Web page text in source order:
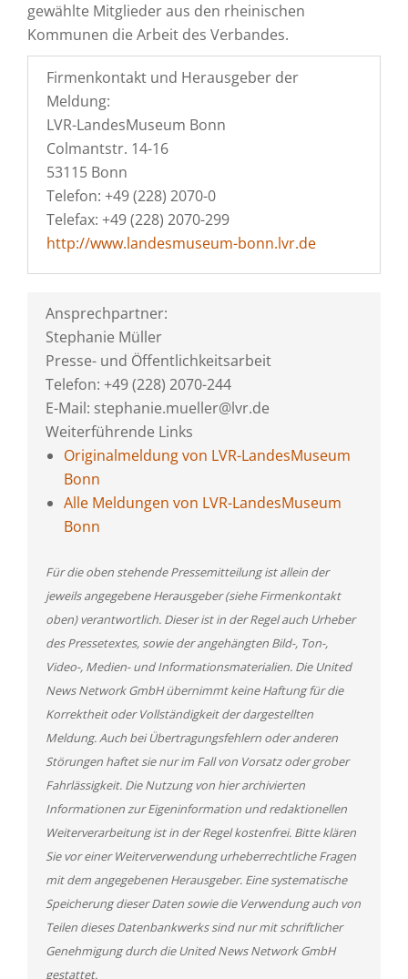
gewählte Mitglieder aus den rheinischen
Kommunen die Arbeit des Verbandes.
Firmenkontakt und Herausgeber der
Meldung:
LVR-LandesMuseum Bonn
Colmantstr. 14-16
53115 Bonn
Telefon: +49 (228) 2070-0
Telefax: +49 (228) 2070-299
http://www.landesmuseum-bonn.lvr.de
Ansprechpartner:
Stephanie Müller
Presse- und Öffentlichkeitsarbeit
Telefon: +49 (228) 2070-244
E-Mail: stephanie.mueller@lvr.de
Weiterführende Links
Originalmeldung von LVR-LandesMuseum
Bonn
Alle Meldungen von LVR-LandesMuseum
Bonn
Für die oben stehende Pressemitteilung ist allein der
jeweils angegebene Herausgeber (siehe Firmenkontakt
oben) verantwortlich. Dieser ist in der Regel auch Urheber
des Pressetextes, sowie der angehängten Bild-, Ton-,
Video-, Medien- und Informationsmaterialien. Die United
News Network GmbH übernimmt keine Haftung für die
Korrektheit oder Vollständigkeit der dargestellten
Meldung. Auch bei Übertragungsfehlern oder anderen
Störungen haftet sie nur im Fall von Vorsatz oder grober
Fahrlässigkeit. Die Nutzung von hier archivierten
Informationen zur Eigeninformation und redaktionellen
Weiterverarbeitung ist in der Regel kostenfrei. Bitte klären
Sie vor einer Weiterverwendung urheberrechtliche Fragen
mit dem angegebenen Herausgeber. Eine systematische
Speicherung dieser Daten sowie die Verwendung auch von
Teilen dieses Datenbankwerks sind nur mit schriftlicher
Genehmigung durch die United News Network GmbH
gestattet.